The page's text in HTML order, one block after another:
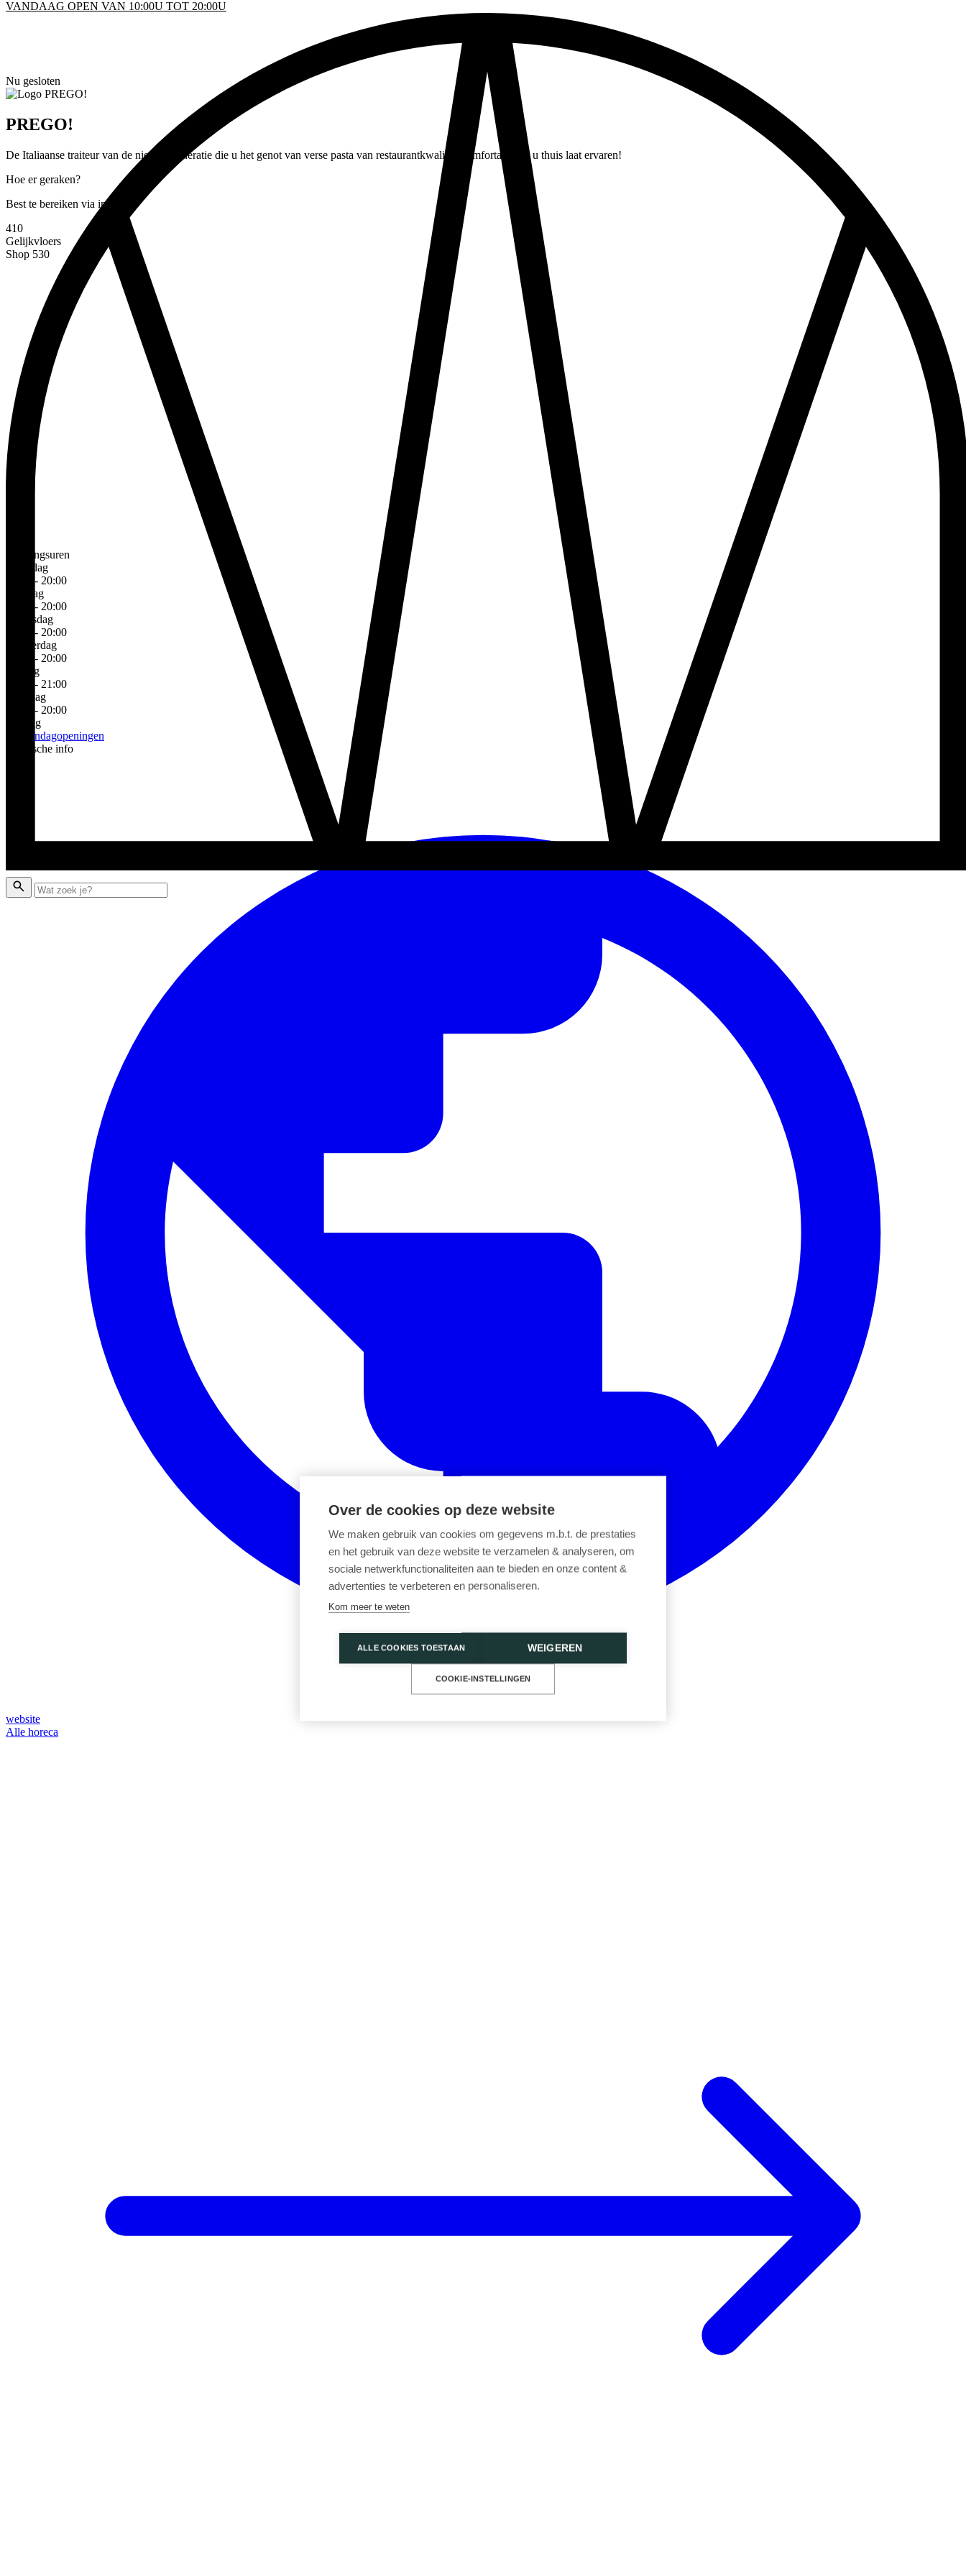
VANDAAG OPEN VAN 10:00U TOT 20:00U
Nu gesloten
PREGO!
De Italiaanse traiteur van de nieuwe generatie die u het genot van verse pasta van restaurantkwaliteit comfortabel bij u thuis laat ervaren!
Hoe er geraken?
Best te bereiken via inkom
410
Gelijkvloers
Shop 530
Openingsuren
Maandag
10:00 - 20:00
Dinsdag
10:00 - 20:00
Woensdag
10:00 - 20:00
Donderdag
10:00 - 20:00
Vrijdag
10:00 - 21:00
Zaterdag
10:00 - 20:00
Zondag
Zie zondagopeningen
Praktische info
website
Alle horeca
Over de cookies op deze website
We maken gebruik van cookies om gegevens m.b.t. de prestaties
en het gebruik van deze website te verzamelen & analyseren, om
sociale netwerkfunctionaliteiten aan te bieden en onze content &
advertenties te verbeteren en personaliseren.
Kom meer te weten
ALLE COOKIES TOESTAAN WEIGEREN
COOKIE-INSTELLINGEN